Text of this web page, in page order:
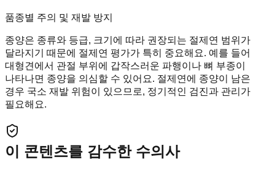
품종별 주의 및 재발 방지
종양은 종류와 등급, 크기에 따라 권장되는 절제연 범위가
달라지기 때문에 절제연 평가가 특히 중요해요. 예를 들어
대형견에서 관절 부위에 갑작스러운 파행이나 뼈 부종이
나타나면 종양을 의심할 수 있어요. 절제연에 종양이 남은
경우 국소 재발 위험이 있으므로, 정기적인 검진과 관리가
필요해요.
이 콘텐츠를 감수한 수의사